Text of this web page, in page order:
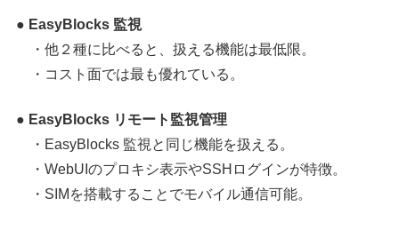
● EasyBlocks 監視
・他２種に比べると、扱える機能は最低限。
・コスト面では最も優れている。
● EasyBlocks リモート監視管理
・EasyBlocks 監視と同じ機能を扱える。
・WebUIのプロキシ表示やSSHログインが特徴。
・SIMを搭載することでモバイル通信可能。